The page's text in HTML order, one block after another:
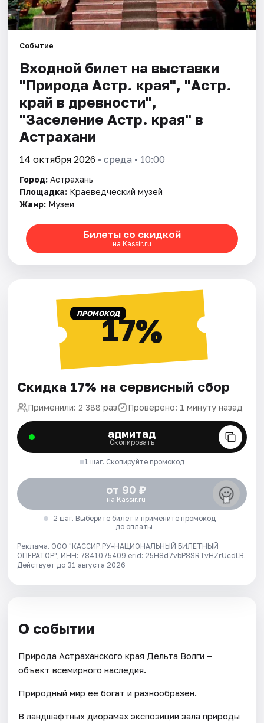
Событие
Входной билет на выставки
"Природа Астр. края", "Астр.
край в древности",
"Заселение Астр. края" в
Астрахани
14 октября 2026 • среда • 10:00
Город: Астрахань
Площадка: Краеведческий музей
Жанр: Музеи
Билеты со скидкой
на Kassir.ru
ПРОМОКОД17%
Скидка 17% на сервисный сбор
Применили: 2 388 раз Проверено: 1 минуту назад
адмитад
Скопировать
1 шаг. Скопируйте промокод
от 90 ₽
на Kassir.ru
2 шаг. Выберите билет и примените промокод
до оплаты
Реклама. ООО "КАССИР.РУ-НАЦИОНАЛЬНЫЙ БИЛЕТНЫЙ
ОПЕРАТОР", ИНН: 7841075409 erid: 25H8d7vbP8SRTvHZrUcdLB.
Действует до 31 августа 2026
О событии
Природа Астраханского края Дельта Волги –
объект всемирного наследия.
Природный мир ее богат и разнообразен.
В ландшафтных диорамах экспозиции зала природы